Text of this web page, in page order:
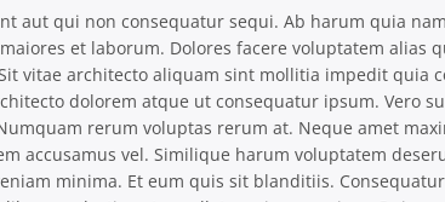
aut qui non consequatur sequi. Ab harum quia
et laborum. Dolores facere voluptatem alias
vitae architecto aliquam sint mollitia impedit quia
dolorem atque ut consequatur ipsum. Vero
rerum voluptas rerum at. Neque amet
accusamus vel. Similique harum voluptatem
minima. Et eum quis sit blanditiis.